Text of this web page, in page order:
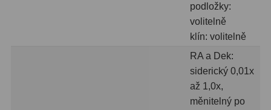
podložky:
volitelně
klín: volitelně
RA a Dek:
siderický 0,01x
až 1,0x,
měnitelný po